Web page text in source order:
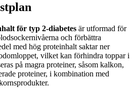
för typ 2-diabetes är utformad för
och förbättra
med hög proteinhalt saktar ner
vilket kan förhindra toppar i
på magra proteiner, såsom kalkon,
proteiner, i kombination med